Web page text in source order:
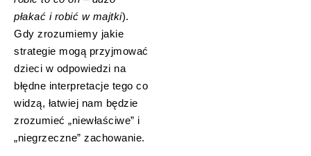
płakać i robić w majtki).
Gdy zrozumiemy jakie
strategie mogą przyjmować
dzieci w odpowiedzi na
błędne interpretacje tego co
widzą, łatwiej nam będzie
zrozumieć „niewłaściwe” i
„niegrzeczne” zachowanie.